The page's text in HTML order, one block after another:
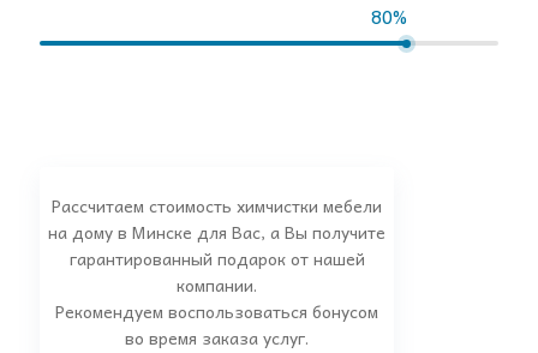
80%
Рассчитаем стоимость химчистки мебели
на дому в Минске для Вас, а Вы получите
гарантированный подарок от нашей
компании.
Рекомендуем воспользоваться бонусом
во время заказа услуг.